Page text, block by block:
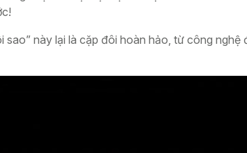
sao” này lại là cặp đôi hoàn hảo, từ công nghệ